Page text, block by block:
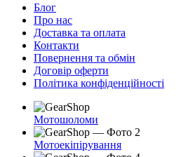
Блог
Про нас
Доставка та оплата
Контакти
Повернення та обмін
Договір оферти
Політика конфіденційності
Мотошоломи
Мотоекіпірування